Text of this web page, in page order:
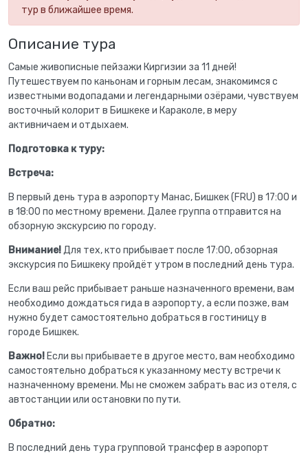
тур в ближайшее время.
Описание тура
Самые живописные пейзажи Киргизии за 11 дней!
Путешествуем по каньонам и горным лесам, знакомимся с
известными водопадами и легендарными озёрами, чувствуем
восточный колорит в Бишкеке и Караколе, в меру
активничаем и отдыхаем.
Подготовка к туру:
Встреча:
В первый день тура в аэропорту Манас, Бишкек (FRU) в 17:00 и
в 18:00 по местному времени. Далее группа отправится на
обзорную экскурсию по городу.
Внимание!Для тех, кто прибывает после 17:00, обзорная
экскурсия по Бишкеку пройдёт утром в последний день тура.
Если ваш рейс прибывает раньше назначенного времени, вам
необходимо дождаться гида в аэропорту, а если позже, вам
нужно будет самостоятельно добраться в гостиницу в
городе Бишкек.
Важно! Если вы прибываете в другое место, вам необходимо
самостоятельно добраться к указанному месту встречи к
назначенному времени. Мы не сможем забрать вас из отеля, с
автостанции или остановки по пути.
Обратно:
В последний день тура групповой трансфер в аэропорт